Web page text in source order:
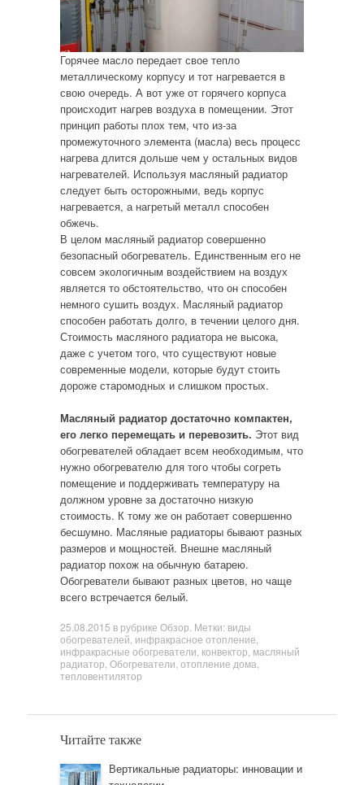
Горячее масло передает свое тепло
металлическому корпусу и тот нагревается в
свою очередь. А вот уже от горячего корпуса
происходит нагрев воздуха в помещении. Этот
принцип работы плох тем, что из-за
промежуточного элемента (масла) весь процесс
нагрева длится дольше чем у остальных видов
нагревателей. Используя масляный радиатор
следует быть осторожными, ведь корпус
нагревается, а нагретый металл способен
обжечь.
В целом масляный радиатор совершенно
безопасный обогреватель. Единственным его не
совсем экологичным воздействием на воздух
является то обстоятельство, что он способен
немного сушить воздух. Масляный радиатор
способен работать долго, в течении целого дня.
Стоимость масляного радиатора не высока,
даже с учетом того, что существуют новые
современные модели, которые будут стоить
дороже старомодных и слишком простых.
Масляный радиатор достаточно компактен,
его легко перемещать и перевозить. Этот вид
обогревателей обладает всем необходимым, что
нужно обогревателю для того чтобы согреть
помещение и поддерживать температуру на
должном уровне за достаточно низкую
стоимость. К тому же он работает совершенно
бесшумно. Масляные радиаторы бывают разных
размеров и мощностей. Внешне масляный
радиатор похож на обычную батарею.
Обогреватели бывают разных цветов, но чаще
всего встречается белый.
25.08.2015 в рубрике Обзор . Метки: виды
обогревателей инфракрасное отопление
инфракрасные обогреватели конвектор масляный
радиатор Обогреватели отопление дома
тепловентилятор
Читайте также
Вертикальные радиаторы: инновации и